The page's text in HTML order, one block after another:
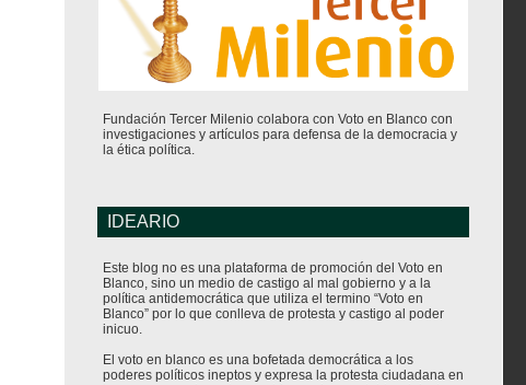
Fundación Tercer Milenio colabora con Voto en Blanco con
investigaciones y artículos para defensa de la democracia y
la ética política.
IDEARIO
Este blog no es una plataforma de promoción del Voto en
Blanco, sino un medio de castigo al mal gobierno y a la
política antidemocrática que utiliza el termino “Voto en
Blanco” por lo que conlleva de protesta y castigo al poder
inicuo.
El voto en blanco es una bofetada democrática a los
poderes políticos ineptos y expresa la protesta ciudadana en